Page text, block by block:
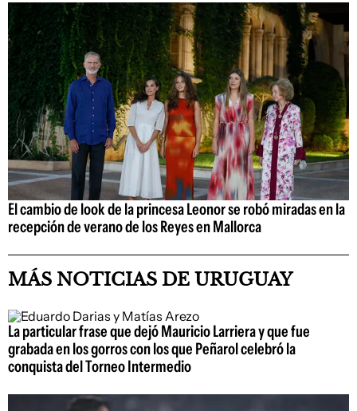
El cambio de look de la princesa Leonor se robó miradas en la
recepción de verano de los Reyes en Mallorca
MÁS NOTICIAS DE URUGUAY
La particular frase que dejó Mauricio Larriera y que fue
grabada en los gorros con los que Peñarol celebró la
conquista del Torneo Intermedio